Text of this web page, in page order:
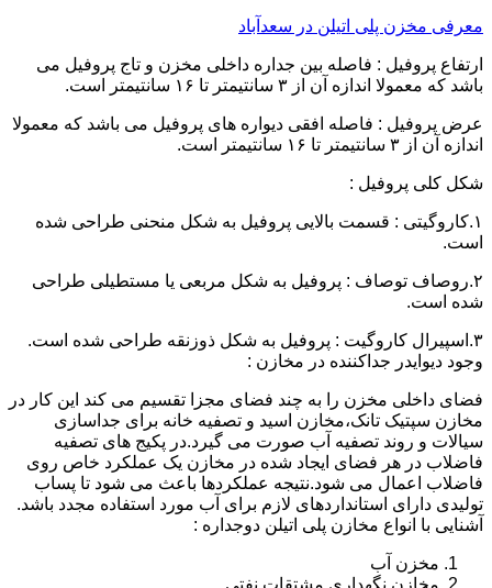
معرفی مخزن پلی اتیلن در سعدآباد
ارتفاع پروفیل : فاصله بین جداره داخلی مخزن و تاج پروفیل می
باشد که معمولا اندازه آن از ۳ سانتیمتر تا ۱۶ سانتیمتر است.
عرض پروفیل : فاصله افقی دیواره های پروفیل می باشد که معمولا
اندازه آن از ۳ سانتیمتر تا ۱۶ سانتیمتر است.
شکل کلی پروفیل :
۱.کاروگیتی : قسمت بالایی پروفیل به شکل منحنی طراحی شده
است.
۲.روصاف توصاف : پروفیل به شکل مربعی یا مستطیلی طراحی
شده است.
۳.اسپیرال کاروگیت : پروفیل به شکل ذوزنقه طراحی شده است.
وجود دیوایدر جداکننده در مخازن :
فضای داخلی مخزن را به چند فضای مجزا تقسیم می کند این کار در
مخازن سپتیک تانک،مخازن اسید و تصفیه خانه برای جداسازی
سیالات و روند تصفیه آب صورت می گیرد.در پکیج های تصفیه
فاضلاب در هر فضای ایجاد شده در مخازن یک عملکرد خاص روی
فاضلاب اعمال می شود.نتیجه عملکردها باعث می شود تا پساب
تولیدی دارای استانداردهای لازم برای آب مورد استفاده مجدد باشد.
آشنایی با انواع مخازن پلی اتیلن دوجداره :
مخزن آب
مخازن نگهداری مشتقات نفتی